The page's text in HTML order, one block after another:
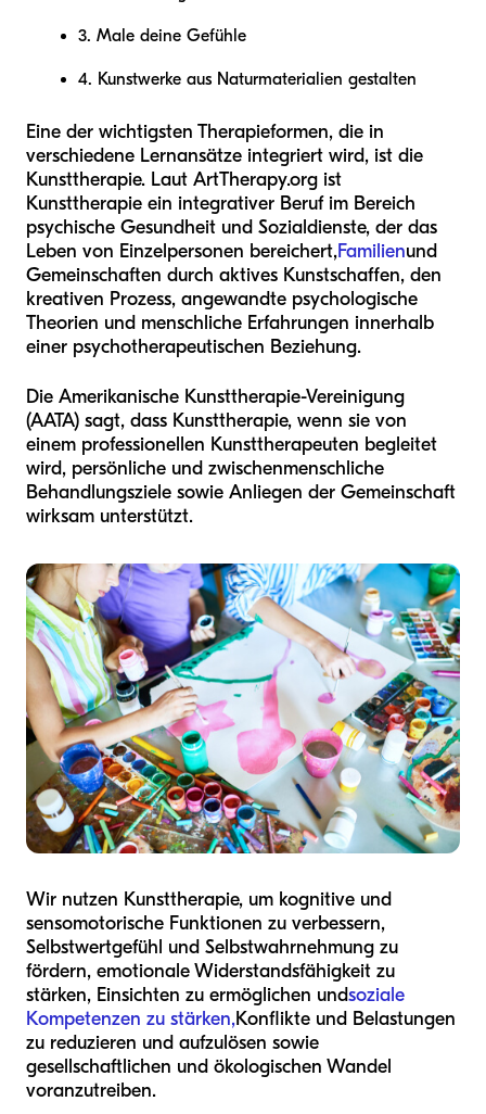
3. Male deine Gefühle
4. Kunstwerke aus Naturmaterialien gestalten
Eine der wichtigsten Therapieformen, die in
verschiedene Lernansätze integriert wird, ist die
Kunsttherapie. Laut ArtTherapy.org ist
Kunsttherapie ein integrativer Beruf im Bereich
psychische Gesundheit und Sozialdienste, der das
Leben von Einzelpersonen bereichert,Familienund
Gemeinschaften durch aktives Kunstschaffen, den
kreativen Prozess, angewandte psychologische
Theorien und menschliche Erfahrungen innerhalb
einer psychotherapeutischen Beziehung.
Die Amerikanische Kunsttherapie-Vereinigung
(AATA) sagt, dass Kunsttherapie, wenn sie von
einem professionellen Kunsttherapeuten begleitet
wird, persönliche und zwischenmenschliche
Behandlungsziele sowie Anliegen der Gemeinschaft
wirksam unterstützt.
Wir nutzen Kunsttherapie, um kognitive und
sensomotorische Funktionen zu verbessern,
Selbstwertgefühl und Selbstwahrnehmung zu
fördern, emotionale Widerstandsfähigkeit zu
stärken, Einsichten zu ermöglichen undsoziale
Kompetenzen zu stärken,Konflikte und Belastungen
zu reduzieren und aufzulösen sowie
gesellschaftlichen und ökologischen Wandel
voranzutreiben.